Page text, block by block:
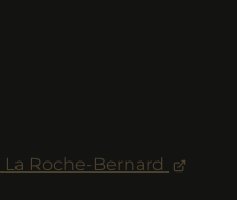
La Roche-Bernard